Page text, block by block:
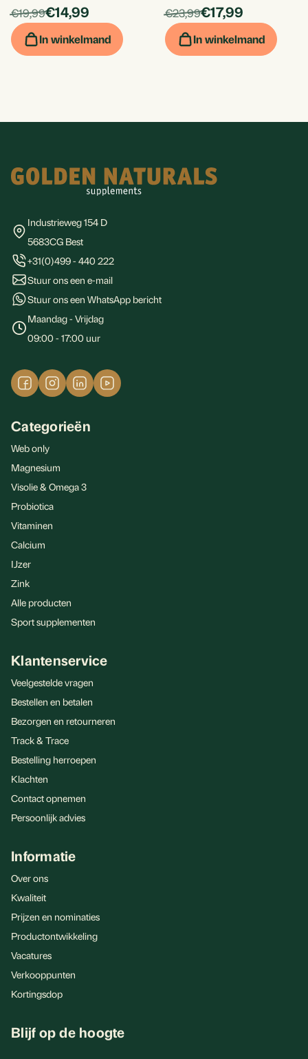
Per
stuk
products.price_default:
€19,99products.price_discounted:
€14,99
In winkelmand
Per
stuk
products.price_default:
€23,99€17,99
In winkelmand
Industrieweg 154 D
5683CG Best
+31(0)499 - 440 222
Stuur ons een e-mail
Stuur ons een WhatsApp bericht
Maandag - Vrijdag
09:00 - 17:00 uur
Categorieën
Web only
Magnesium
Visolie & Omega 3
Probiotica
Vitaminen
Calcium
IJzer
Zink
Alle producten
Sport supplementen
Klantenservice
Veelgestelde vragen
Bestellen en betalen
Bezorgen en retourneren
Track & Trace
Bestelling herroepen
Klachten
Contact opnemen
Persoonlijk advies
Informatie
Over ons
Kwaliteit
Prijzen en nominaties
Productontwikkeling
Vacatures
Verkooppunten
Kortingsdop
Blijf op de hoogte